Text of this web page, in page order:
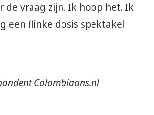
de vraag zijn. Ik hoop het. Ik
een flinke dosis spektakel
Colombiaans.nl